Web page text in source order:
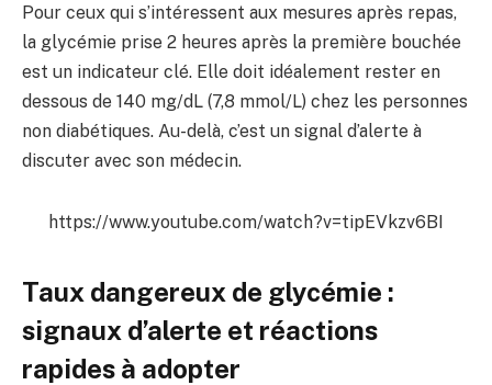
Pour ceux qui s’intéressent aux mesures après repas,
la glycémie prise 2 heures après la première bouchée
est un indicateur clé. Elle doit idéalement rester en
dessous de 140 mg/dL (7,8 mmol/L) chez les personnes
non diabétiques. Au-delà, c’est un signal d’alerte à
discuter avec son médecin.
https://www.youtube.com/watch?v=tipEVkzv6BI
Taux dangereux de glycémie :
signaux d’alerte et réactions
rapides à adopter